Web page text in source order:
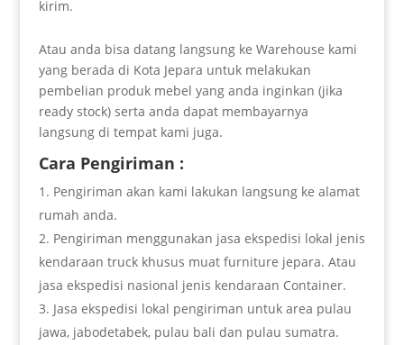
kirim.
Atau anda bisa datang langsung ke Warehouse kami
yang berada di Kota Jepara untuk melakukan
pembelian produk mebel yang anda inginkan (jika
ready stock) serta anda dapat membayarnya
langsung di tempat kami juga.
Cara Pengiriman :
Pengiriman akan kami lakukan langsung ke alamat
rumah anda.
Pengiriman menggunakan jasa ekspedisi lokal jenis
kendaraan truck khusus muat furniture jepara. Atau
jasa ekspedisi nasional jenis kendaraan Container.
Jasa ekspedisi lokal pengiriman untuk area pulau
jawa, jabodetabek, pulau bali dan pulau sumatra.